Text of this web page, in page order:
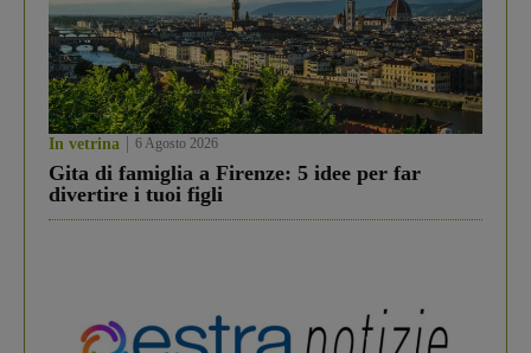
In vetrina 6 Agosto 2026
Gita di famiglia a Firenze: 5 idee per far
divertire i tuoi figli